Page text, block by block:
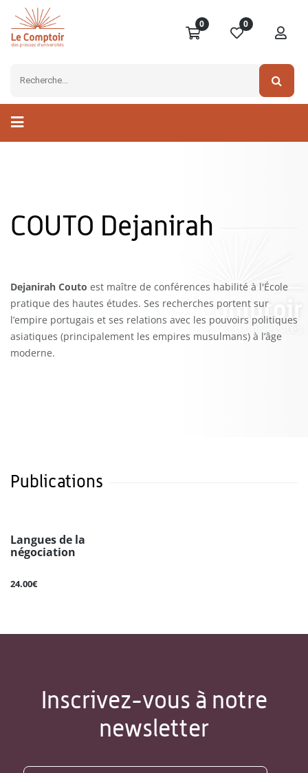
0 0
COUTO Dejanirah
Dejanirah Couto est maître de conférences habilité à l'École
pratique des hautes études. Ses recherches portent sur
l’empire portugais et ses relations avec les pouvoirs politiques
asiatiques (principalement les empires musulmans) à l’âge
moderne.
Publications
Langues de la
négociation
24.00€
Inscrivez-vous à notre
newsletter